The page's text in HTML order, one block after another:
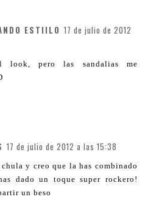
ESTIILO 17 de julio de 2012
look, pero las sandalias me
17 de julio de 2012 a las 15:38
chula y creo que la has combinado
dado un toque super rockero!
un beso